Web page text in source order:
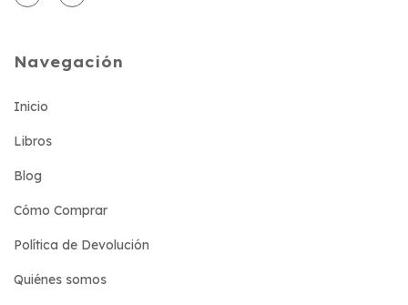
Navegación
Inicio
Libros
Blog
Cómo Comprar
Política de Devolución
Quiénes somos